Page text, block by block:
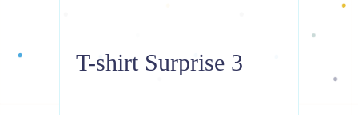
T-shirt Surprise 3